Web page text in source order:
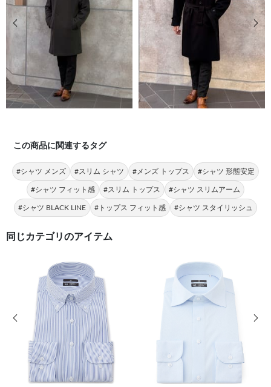
前の画像 次
この商品に関連するタグ
#シャツ メンズ #スリム シャツ #メンズ トップス #シャツ 形態安定
#シャツ フィット感 #スリム トップス #シャツ スリムアーム
#シャツ BLACK LINE #トップス フィット感 #シャツ スタイリッシュ
同じカテゴリのアイテム
前の画像